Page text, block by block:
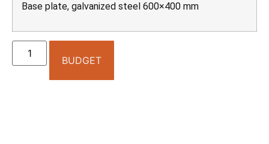
Base plate, galvanized steel 600×400 mm
BUDGET